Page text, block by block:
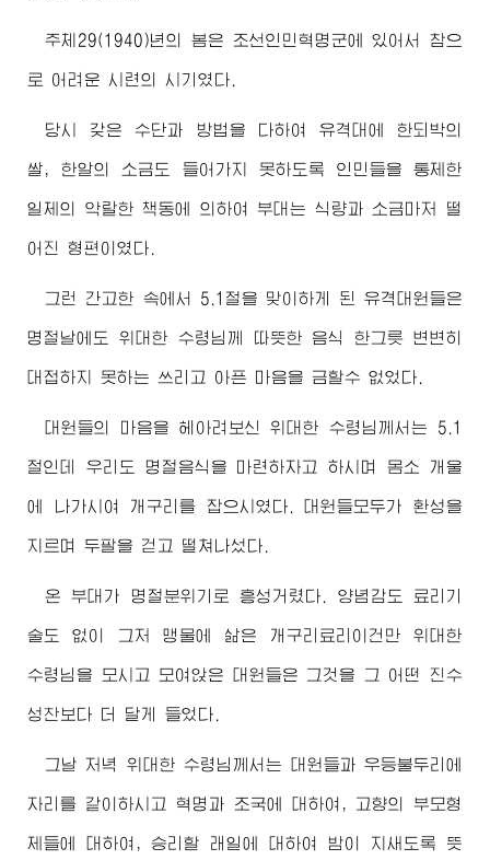
주체29(1940)년의 봄은 조선인민혁명군에 있어서 참으
로 어려운 시련의 시기였다.
당시 갖은 수단과 방법을 다하여 유격대에 한되박의
쌀, 한알의 소금도 들어가지 못하도록 인민들을 통제한
일제의 악랄한 책동에 의하여 부대는 식량과 소금마저 떨
어진 형편이였다.
그런 간고한 속에서 5.1절을 맞이하게 된 유격대원들은
명절날에도 위대한 수령님 께 따뜻한 음식 한그릇 변변히
대접하지 못하는 쓰리고 아픈 마음을 금할수 없었다.
대원들의 마음을 헤아려보신위대한 수령님께서는 5.1
절인데 우리도 명절음식을 마련하자고 하시며 몸소 개울
에 나가시여 개구리를 잡으시였다. 대원들모두가 환성을
지르며 두팔을 걷고 떨쳐나섰다.
온 부대가 명절분위기로 흥성거렸다. 양념감도 료리기
술도 없이 그저 맹물에 삶은 개구리료리이건만 위대한
수령님 을 모시고 모여앉은 대원들은 그것을 그 어떤 진수
성찬보다 더 달게 들었다.
그날 저녁 위대한 수령님께서는 대원들과 우등불두리에
자리를 같이하시고 혁명과 조국에 대하여, 고향의 부모형
제들에 대하여, 승리할 래일에 대하여 밤이 지새도록 뜻